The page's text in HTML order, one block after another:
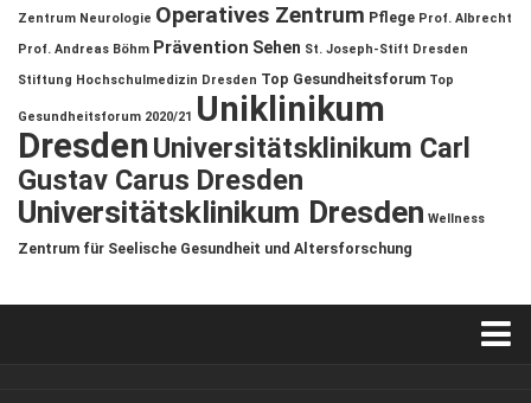
Zentrum Neurologie Operatives Zentrum Pflege Prof. Albrecht
Prof. Andreas Böhm Prävention Sehen St. Joseph-Stift Dresden
Stiftung Hochschulmedizin Dresden Top Gesundheitsforum Top
Gesundheitsforum 2020/21 Uniklinikum
DresdenUniversitätsklinikum Carl
Gustav Carus Dresden
Universitätsklinikum Dresden Wellness
Zentrum für Seelische Gesundheit und Altersforschung